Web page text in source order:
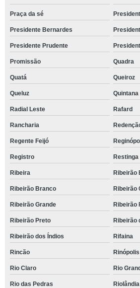
Praça da sé
Presidente Bernardes
Presidente Prudente
Promissão Quadra
Quatá Queiroz
Queluz Quintana
Radial Leste Rafard
Rancharia
Regente Feijó
Registro Restinga
Ribeira Ribeirão
Ribeirão Branco Ribeirão
Ribeirão Grande Ribeirão
Ribeirão Preto Ribeirão
Ribeirão dos Índios Rifaina
Rincão Rinópolis
Rio Claro Rio
Rio das Pedras Riolândia